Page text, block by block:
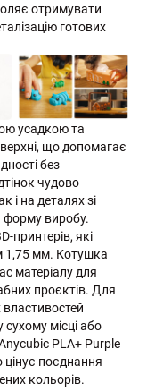
отримувати
готових
усадкою та
що допомагає
без
чудово
і на деталях зі
форму виробу.
принтерів, які
1,75 мм. Котушка
матеріалу для
проєктів. Для
місці або
PLA+ Purple
цінує поєднання
кольорів.